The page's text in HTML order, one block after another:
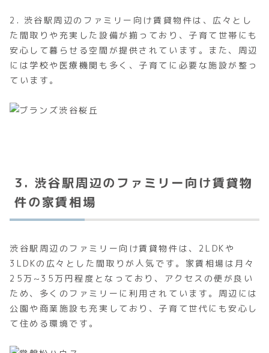
2. 渋谷駅周辺のファミリー向け賃貸物件は、広々とし
た間取りや充実した設備が揃っており、子育て世帯にも
安心して暮らせる空間が提供されています。また、周辺
には学校や医療機関も多く、子育てに必要な施設が整っ
ています。
3. 渋谷駅周辺のファミリー向け賃貸物
件の家賃相場
渋谷駅周辺のファミリー向け賃貸物件は、2LDKや
3LDKの広々とした間取りが人気です。家賃相場は月々
25万~35万円程度となっており、アクセスの便が良い
ため、多くのファミリーに利用されています。周辺には
公園や商業施設も充実しており、子育て世代にも安心し
て住める環境です。